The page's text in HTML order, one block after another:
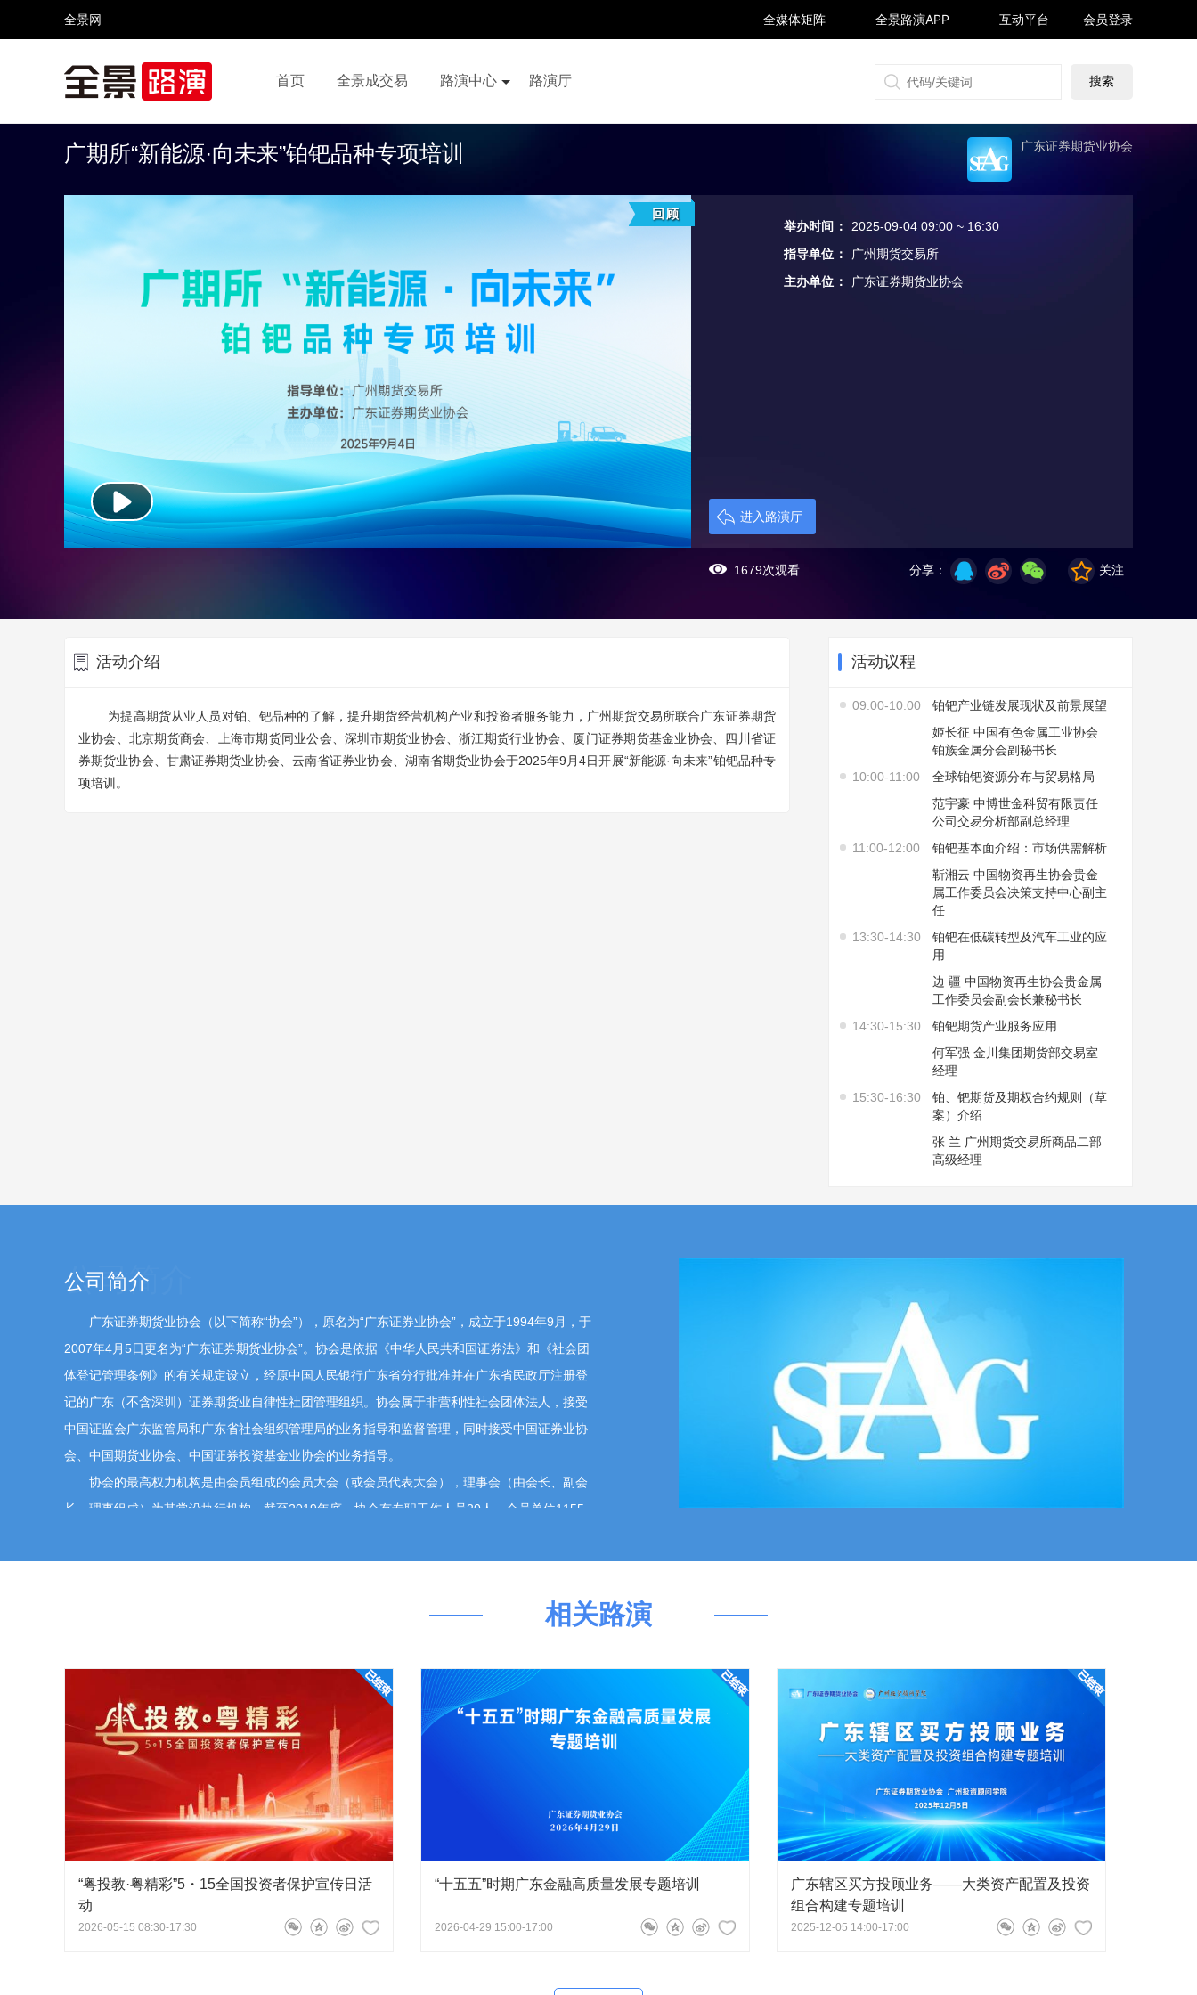
全景网 全媒体矩阵
视频号 全景网官微 微信公众号 头条号 百家号 抖音号 快手号 喜马拉雅 财富号 搜狐号 同顺号 雪球号 生活号
全景路演APP 互动平台 会员登录
首页 全景成交易 路演中心 路演厅
广期所“新能源·向未来”铂钯品种专项培训 广东证券期货业协会
回顾
举办时间 ：
2025-09-04 09:00 ~ 16:30
指导单位 ：
广州期货交易所
主办单位 ： 广东证券期货业协会
进入路演厅
分享： 关注
1679次观看
活动介绍
为提高期货从业人员对铂、钯品种的了解，提升期货经营机构产业和投资者服务能力，广州期货交易所联合广东证券期货
业协会、北京期货商会、上海市期货同业公会、深圳市期货业协会、浙江期货行业协会、厦门证券期货基金业协会、四川省证
券期货业协会、甘肃证券期货业协会、云南省证券业协会、湖南省期货业协会于2025年9月4日开展“新能源·向未来”铂钯品种专
项培训。
活动议程
09:00-10:00
铂钯产业链发展现状及前景展望
姬长征 中国有色金属工业协会
铂族金属分会副秘书长
10:00-11:00
全球铂钯资源分布与贸易格局
范宇豪 中博世金科贸有限责任
公司交易分析部副总经理
11:00-12:00
铂钯基本面介绍：市场供需解析
靳湘云 中国物资再生协会贵金
属工作委员会决策支持中心副主
任
13:30-14:30
铂钯在低碳转型及汽车工业的应
用
边 疆 中国物资再生协会贵金属
工作委员会副会长兼秘书长
14:30-15:30
铂钯期货产业服务应用
何军强 金川集团期货部交易室
经理
15:30-16:30
铂、钯期货及期权合约规则（草
案）介绍
张 兰 广州期货交易所商品二部
高级经理
公司简介
广东证券期货业协会（以下简称“协会”），原名为“广东证券业协会”，成立于1994年9月，于
2007年4月5日更名为“广东证券期货业协会”。协会是依据《中华人民共和国证券法》和《社会团
体登记管理条例》的有关规定设立，经原中国人民银行广东省分行批准并在广东省民政厅注册登
记的广东（不含深圳）证券期货业自律性社团管理组织。协会属于非营利性社会团体法人，接受
中国证监会广东监管局和广东省社会组织管理局的业务指导和监督管理，同时接受中国证券业协
会、中国期货业协会、中国证券投资基金业协会的业务指导。
协会的最高权力机构是由会员组成的会员大会（或会员代表大会），理事会（由会长、副会
长、理事组成）为其常设执行机构。截至2019年底，协会有专职工作人员20人，会员单位1155
司9家，其他机构3家。
体系的前提下，进行证券期货基金业地域性自律管理；发挥政府相关部门与证券期货基金行业间
益；为会员服务；保护投资者合法权益；推动证券期货基金市场持续、健康稳定发展。
协会主要职责和任务是：对会员进行自律管理，贯彻落实行业法律、行政法规和政策，以及
全国证券期货基金业自律规则、行业标准和业务规范；依法维护会员的合法权益，向广东证监局
和政府有关部门反映会员的问题、建议和要求；对会员之间、会员与客户之间发生的证券期货基
金业务纠纷进行调解；组织开展会员间的业务交流和各种文体活动；组织开展证券期货基金业之
间的国际国内交流、合作；组织证券期货基金从业人员在职教育和培训，提高从业人员守法合规
执业水平和业务技能；组织会员开展证券期货基金市场投资者教育，宣传证券期货基金市场，为
行业发展创造良好的环境；建立网站信息共享平台，收集、整理、提供证券期货基金信息、资讯
产品，编辑刊物；组织开展证券期货基金研究，推进行业业务创新发展；法律法规规定、中国证
券业协会、中国期货业协会、中国证券投资基金业协会、广东证监局赋予的其他职责。
自成立以来，协会切实履行“自律、服务、沟通”三大职能，在加强辖区行业自律管理、维护
教育和合法权益保护、化解业内矛盾纠纷、提升行业社会形象、全面推进行业发展等方面做了大
相关路演
“粤投教·粤精彩”5・15全国投资者保护宣传日活
动
2026-05-15 08:30-17:30
“十五五”时期广东金融高质量发展专题培训
2026-04-29 15:00-17:00
广东辖区买方投顾业务——大类资产配置及投资
组合构建专题培训
2025-12-05 14:00-17:00